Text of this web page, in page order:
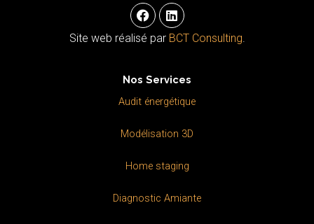
F
a
c
e
o
k
L
i
n
k
i
n
Site web réalisé par BCT Consulting.
Nos Services
Audit énergétique
Modélisation 3D
Home staging
Diagnostic Amiante